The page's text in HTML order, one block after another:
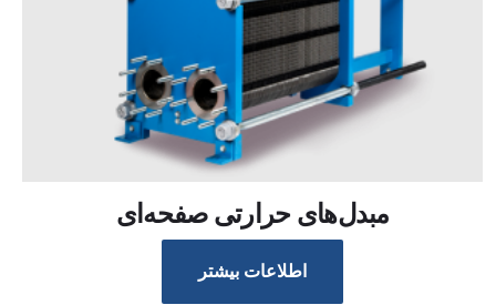
مبدل‌های حرارتی صفحه‌ای
اطلاعات بیشتر